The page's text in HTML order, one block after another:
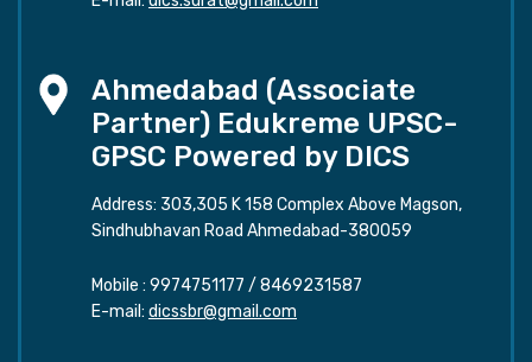
Ahmedabad (Associate
Partner) Edukreme UPSC-
GPSC Powered by DICS
Address: 303,305 K 158 Complex Above Magson,
Sindhubhavan Road Ahmedabad-380059
Mobile : 9974751177 / 8469231587
E-mail: dicssbr@gmail.com